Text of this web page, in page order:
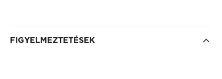
FIGYELMEZTETÉSEK